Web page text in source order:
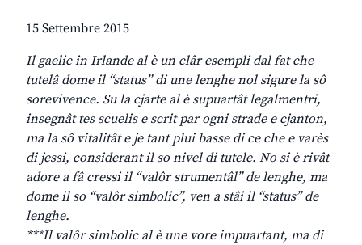
15 Settembre 2015
Il gaelic in Irlande al è un clâr esempli dal fat che
tutelâ dome il “status” di une lenghe nol sigure la sô
sorevivence. Su la cjarte al è supuartât legalmentri,
insegnât tes scuelis e scrit par ogni strade e cjanton,
ma la sô vitalitât e je tant plui basse di ce che e varès
di jessi, considerant il so nivel di tutele. No si è rivât
adore a fâ cressi il “valôr strumentâl” de lenghe, ma
dome il so “valôr simbolic”, ven a stâi il “status” de
lenghe.
***Il valôr simbolic al è une vore impuartant, ma di